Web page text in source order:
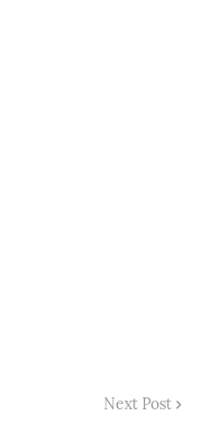
Next Post